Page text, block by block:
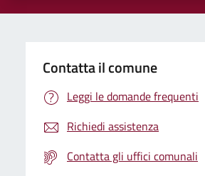
Contatta il comune
Leggi le domande frequenti
Richiedi assistenza
Contatta gli uffici comunali